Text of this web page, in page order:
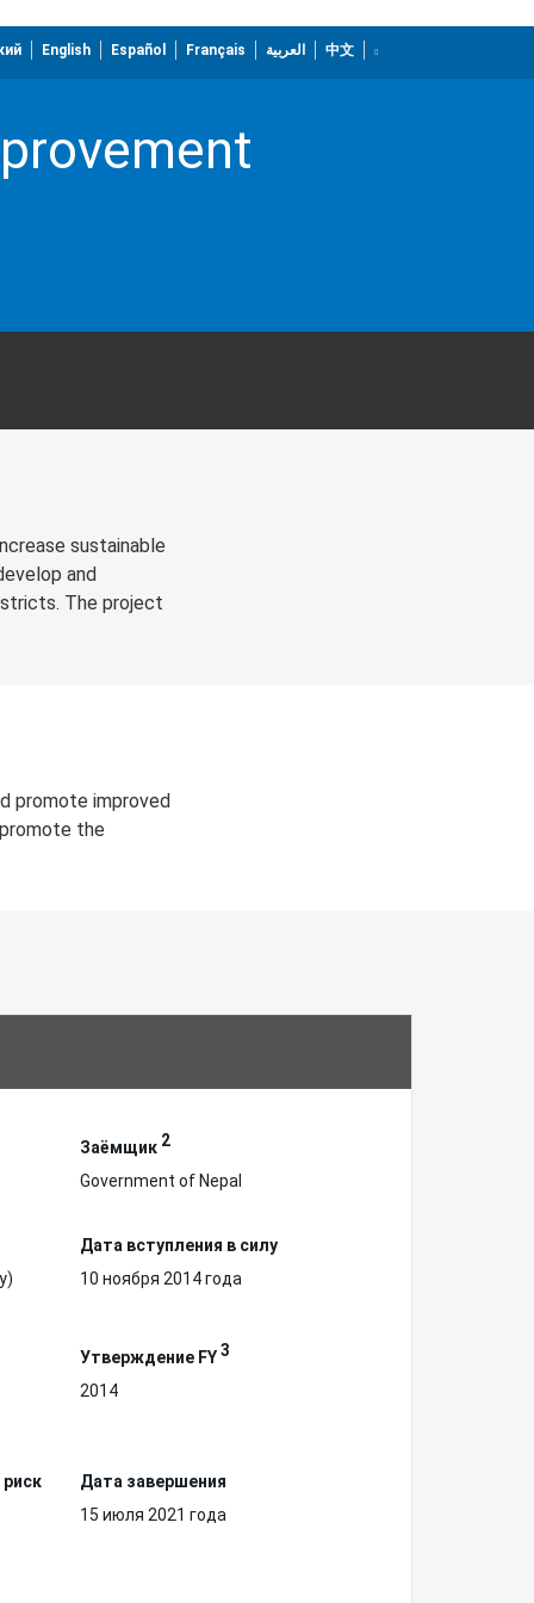
English Español Français العربية 中文
sustainable
and
The project
promote improved
the
Заёмщик 2
Government of Nepal
Дата вступления в силу
10 ноября 2014 года
Утверждение FY3
2014
Дата завершения
15 июля 2021 года